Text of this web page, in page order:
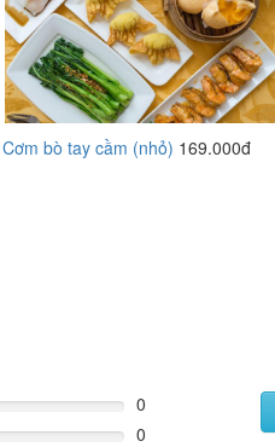
Cơm bò tay cầm (nhỏ) 169.000đ
0
0